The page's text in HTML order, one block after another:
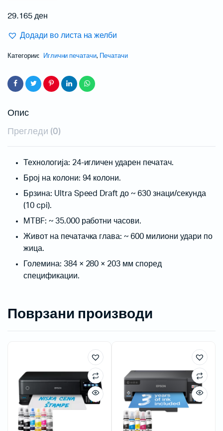
29.165ден
Додади во листа на желби
Категории: Иглични печатачи, Печатачи
Опис
Прегледи (0)
Технологија: 24-игличен ударен печатач.
Број на колони: 94 колони.
Брзина: Ultra Speed Draft до ~ 630 знаци/секунда
(10 cpi).
MTBF: ~ 35.000 работни часови.
Живот на печатачка глава: ~ 600 милиони удари по
жица.
Големина: 384 × 280 × 203 мм според
спецификации.
Поврзани производи